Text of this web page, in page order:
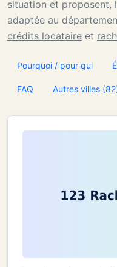
situation et proposent,
adaptée au
crédits locataire et
Pourquoi / pour qui
FAQ Autres villes